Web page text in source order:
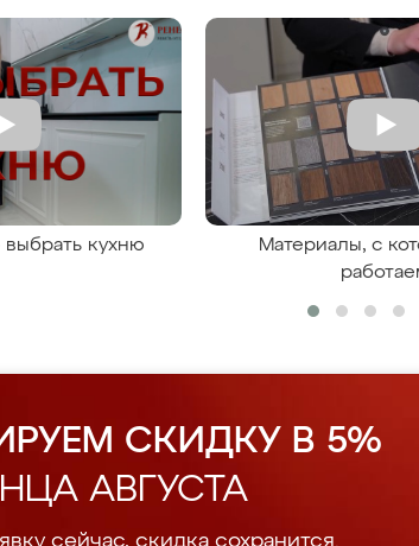
выбрать кухню
Материалы, с
СКИДКУ В 5%
АВГУСТА
сейчас, скидка сохранится.